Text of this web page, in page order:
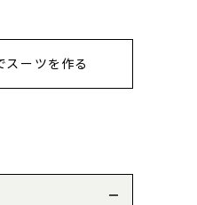
スーツを作る